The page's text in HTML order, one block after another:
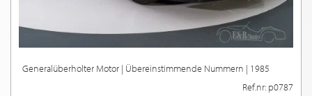
Generalüberholter Motor | Übereinstimmende Nummern | 1985
Ref.nr: p0787